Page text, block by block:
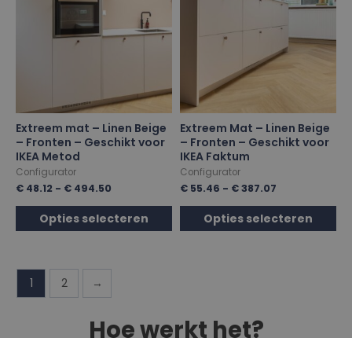
Extreem mat – Linen Beige
– Fronten – Geschikt voor
IKEA Metod
Configurator
€ 48.12 - € 494.50
Opties selecteren
Extreem Mat – Linen Beige
– Fronten – Geschikt voor
IKEA Faktum
Configurator
€ 55.46 - €387.07
Opties selecteren
1 2 →
Hoe werkt het?